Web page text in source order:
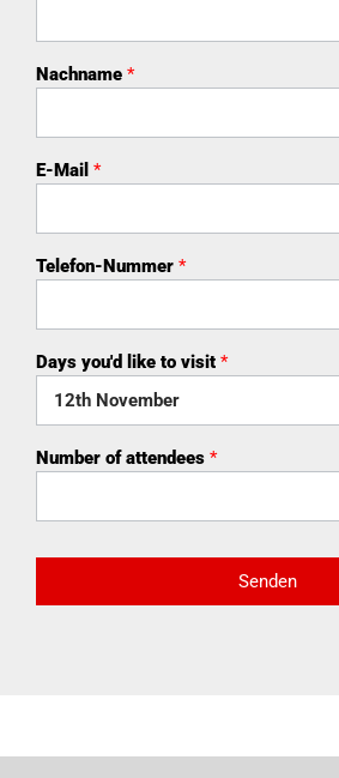
Nachname *
E-Mail *
Telefon-Nummer *
Days you'd like to visit *
Number of attendees *
Senden